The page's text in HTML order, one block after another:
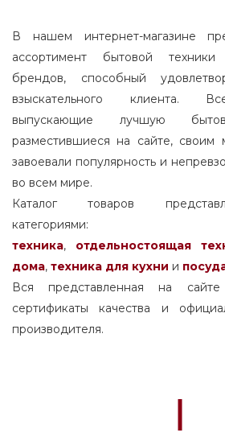
В нашем интернет-магазине
ассортимент бытовой
брендов, способный
взыскательного клиента.
выпускающие лучшую
разместившиеся на сайте, своим
завоевали популярность и
во всем мире.
Каталог товаров
техника, отдельностоящая
дома, техника для кухни и
Вся представленная на
сертификаты качества и
производителя.